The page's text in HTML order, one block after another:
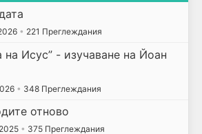
• 221 Преглеждания
на Исус” - изучаване на Йоан
• 348 Преглеждания
отново
• 375 Преглеждания